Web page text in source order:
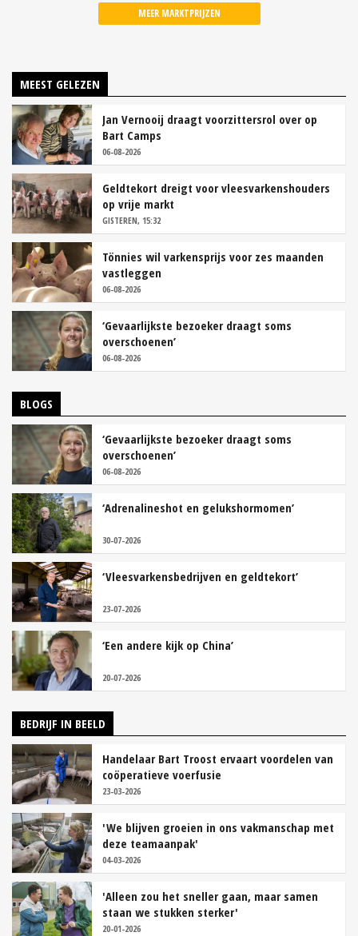
MEER MARKTPRIJZEN
MEEST GELEZEN
Jan Vernooij draagt voorzittersrol over op
Bart Camps
06-08-2026
Geldtekort dreigt voor vleesvarkenshouders
op vrije markt
GISTEREN, 15:32
Tönnies wil varkensprijs voor zes maanden
vastleggen
06-08-2026
‘Gevaarlijkste bezoeker draagt soms
overschoenen’
06-08-2026
BLOGS
‘Gevaarlijkste bezoeker draagt soms
overschoenen’
06-08-2026
‘Adrenalineshot en gelukshormomen’
30-07-2026
‘Vleesvarkensbedrijven en geldtekort’
23-07-2026
‘Een andere kijk op China’
20-07-2026
BEDRIJF IN BEELD
Handelaar Bart Troost ervaart voordelen van
coöperatieve voerfusie
23-03-2026
'We blijven groeien in ons vakmanschap met
deze teamaanpak'
04-03-2026
'Alleen zou het sneller gaan, maar samen
staan we stukken sterker'
20-01-2026